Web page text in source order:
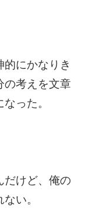
にかなりき
の考えを文章
った。
だけど、俺の
い。